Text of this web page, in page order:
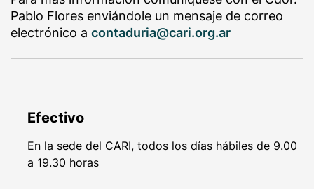
Pablo Flores enviándole un mensaje de correo
electrónico a contaduria@cari.org.ar
Efectivo
En la sede del CARI, todos los días hábiles de 9.00
a 19.30 horas